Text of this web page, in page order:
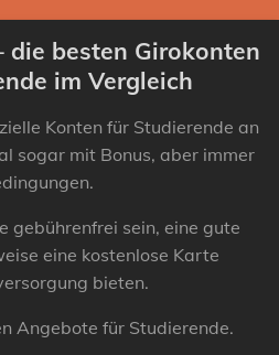
die besten Girokonten
im Vergleich
Konten für Studierende an
sogar mit Bonus, aber immer
gebührenfrei sein, eine gute
eine kostenlose Karte
bieten.
Angebote für Studierende.